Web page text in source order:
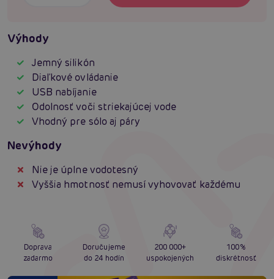
Výhody
Jemný silikón
Diaľkové ovládanie
USB nabíjanie
Odolnosť voči striekajúcej vode
Vhodný pre sólo aj páry
Nevýhody
Nie je úplne vodotesný
Vyššia hmotnosť nemusí vyhovovať každému
Doprava
zadarmo
Doručujeme
do 24 hodín
200 000+
uspokojených
100%
diskrétnosť